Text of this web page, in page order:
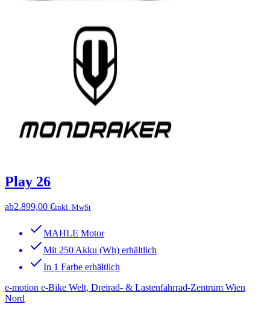
Play 26
ab2.899,00 €inkl. MwSt
MAHLE Motor
Mit 250 Akku (Wh) erhältlich
In 1 Farbe erhältlich
e-motion e-Bike Welt, Dreirad- & Lastenfahrrad-Zentrum Wien
Nord